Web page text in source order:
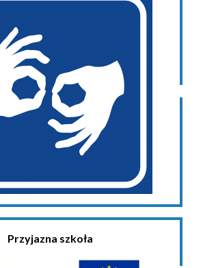
Przyjazna szkoła